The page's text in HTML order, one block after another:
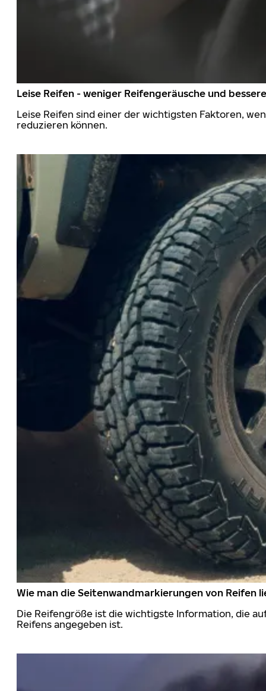
Leise Reifen - weniger Reifengeräusche und
Leise Reifen sind einer der wichtigsten Faktoren,
reduzieren können.
Wie man die Seitenwandmarkierungen von Reifen
Die Reifengröße ist die wichtigste Information, die
Reifens angegeben ist.